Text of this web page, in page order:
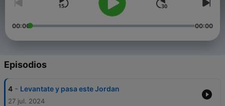
00:00 00:00
Episodios
4 - Levantate y pasa este Jordan
27 jul. 2024